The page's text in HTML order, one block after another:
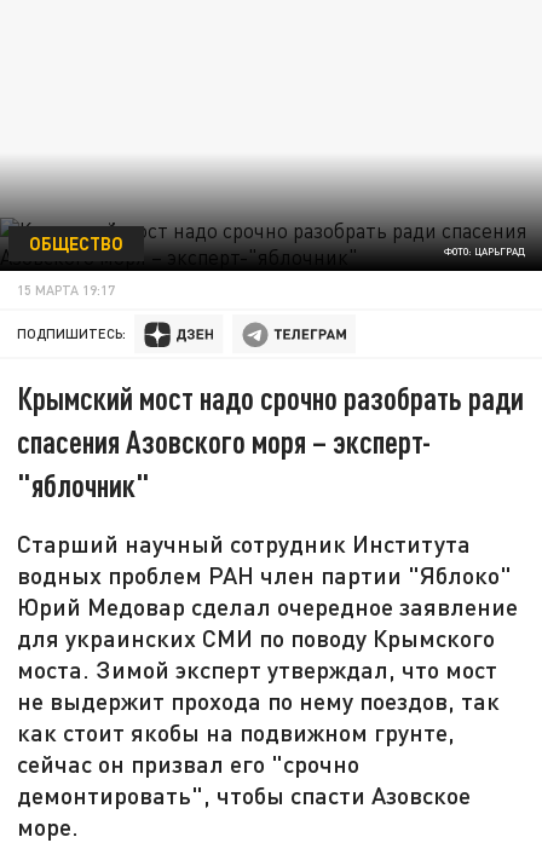
ФОТО: ЦАРЬГРАД
ОБЩЕСТВО
15 МАРТА 19:17
ПОДПИШИТЕСЬ:
Крымский мост надо срочно разобрать ради
спасения Азовского моря – эксперт-
"яблочник"
Старший научный сотрудник Института
водных проблем РАН член партии "Яблоко"
Юрий Медовар сделал очередное заявление
для украинских СМИ по поводу Крымского
моста. Зимой эксперт утверждал, что мост
не выдержит прохода по нему поездов, так
как стоит якобы на подвижном грунте,
сейчас он призвал его "срочно
демонтировать", чтобы спасти Азовское
море.